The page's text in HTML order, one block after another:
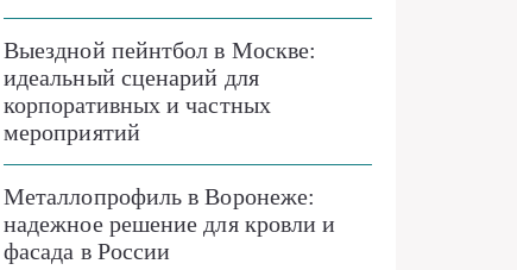
Выездной пейнтбол в Москве:
идеальный сценарий для
корпоративных и частных
мероприятий
Металлопрофиль в Воронеже:
надежное решение для кровли и
фасада в России